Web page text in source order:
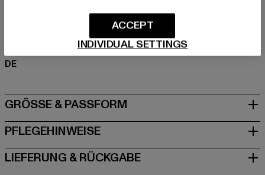
Hersteller: TB International GmbH |info@tbint.de
Dr.-Robert-Murjahn-Straße 7 | 64372 Ober-Ramstadt |
DE
GRÖSSE & PASSFORM
PFLEGEHINWEISE
LIEFERUNG & RÜCKGABE
INDIVIDUAL SETTINGS
ACCEPT